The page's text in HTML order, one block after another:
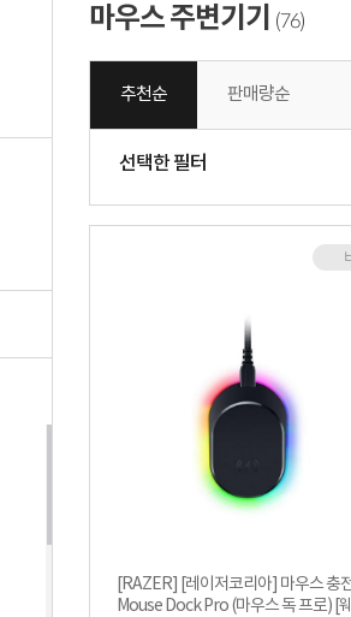
마우스 주변기기 (76)
추천순 판매량순
선택한 필터
[RAZER] [레이저코리아] 마우스 충
Mouse Dock Pro (마우스 독 프로) [